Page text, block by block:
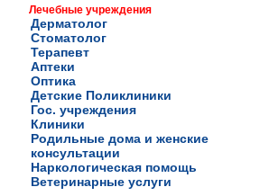
Лечебные учреждения
Дерматолог
Стоматолог
Терапевт
Аптеки
Оптика
Детские Поликлиники
Гос. учреждения
Клиники
Родильные дома и женские
консультации
Наркологическая помощь
Ветеринарные услуги